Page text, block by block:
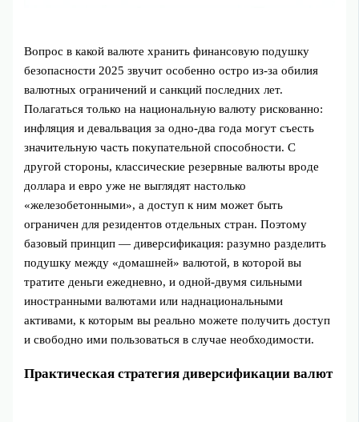
Вопрос в какой валюте хранить финансовую подушку
безопасности 2025 звучит особенно остро из‑за обилия
валютных ограничений и санкций последних лет.
Полагаться только на национальную валюту рискованно:
инфляция и девальвация за одно‑два года могут съесть
значительную часть покупательной способности. С
другой стороны, классические резервные валюты вроде
доллара и евро уже не выглядят настолько
«железобетонными», а доступ к ним может быть
ограничен для резидентов отдельных стран. Поэтому
базовый принцип — диверсификация: разумно разделить
подушку между «домашней» валютой, в которой вы
тратите деньги ежедневно, и одной‑двумя сильными
иностранными валютами или наднациональными
активами, к которым вы реально можете получить доступ
и свободно ими пользоваться в случае необходимости.
Практическая стратегия диверсификации валют